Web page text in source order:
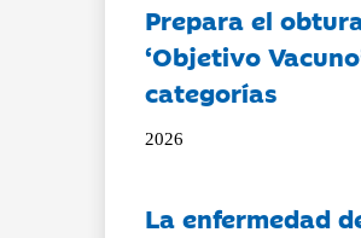
Prepara el
‘Objetivo
categorías
2026
La enfermedad